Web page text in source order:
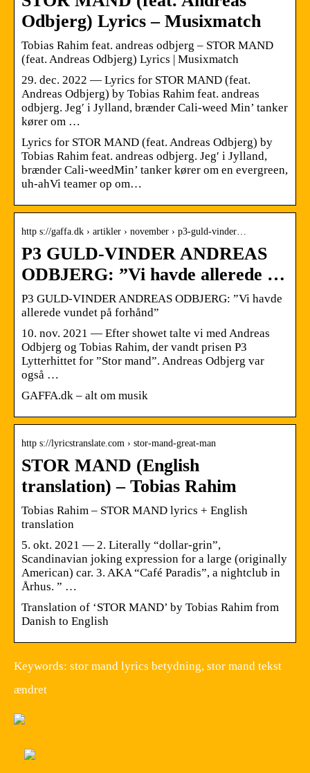
Odbjerg) Lyrics – Musixmatch
Tobias Rahim feat. andreas odbjerg – STOR MAND
(feat. Andreas Odbjerg) Lyrics | Musixmatch
29. dec. 2022 — Lyrics for STOR MAND (feat.
Andreas Odbjerg) by Tobias Rahim feat. andreas
odbjerg. Jeg′ i Jylland, brænder Cali-weed Min’ tanker
kører om …
Lyrics for STOR MAND (feat. Andreas Odbjerg) by
Tobias Rahim feat. andreas odbjerg. Jeg′ i Jylland,
brænder Cali-weedMin’ tanker kører om en evergreen,
uh-ahVi teamer op om…
http s://gaffa.dk › artikler › november › p3-guld-vinder…
P3 GULD-VINDER ANDREAS
ODBJERG: ”Vi havde allerede …
P3 GULD-VINDER ANDREAS ODBJERG: ”Vi havde
allerede vundet på forhånd”
10. nov. 2021 — Efter showet talte vi med Andreas
Odbjerg og Tobias Rahim, der vandt prisen P3
Lytterhittet for ”Stor mand”. Andreas Odbjerg var
også …
GAFFA.dk – alt om musik
http s://lyricstranslate.com › stor-mand-great-man
STOR MAND (English
translation) – Tobias Rahim
Tobias Rahim – STOR MAND lyrics + English
translation
5. okt. 2021 — 2. Literally “dollar-grin”,
Scandinavian joking expression for a large (originally
American) car. 3. AKA “Café Paradis”, a nightclub in
Århus. ” …
Translation of ‘STOR MAND’ by Tobias Rahim from
Danish to English
Keywords: stor mand lyrics betydning, stor mand tekst
ændret